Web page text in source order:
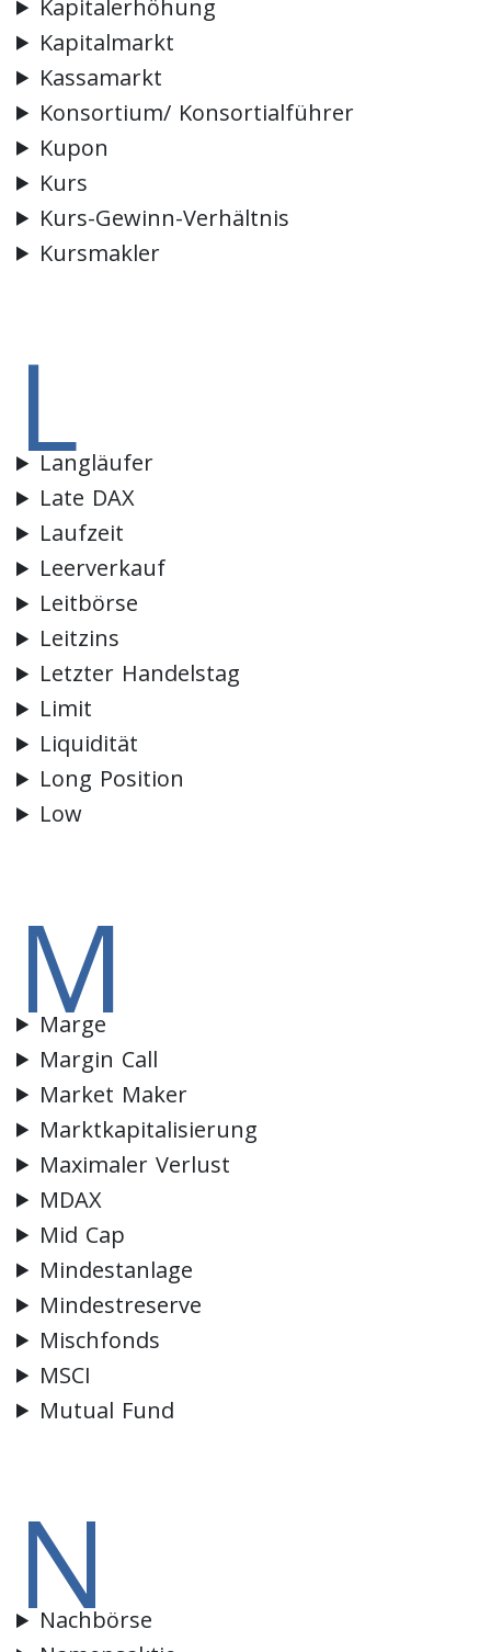
Kapitalerhöhung
Kapitalmarkt
Kassamarkt
Konsortium/ Konsortialführer
Kupon
Kurs
Kurs-Gewinn-Verhältnis
Kursmakler
L
Langläufer
Late DAX
Laufzeit
Leerverkauf
Leitbörse
Leitzins
Letzter Handelstag
Limit
Liquidität
Long Position
Low
M
Marge
Margin Call
Market Maker
Marktkapitalisierung
Maximaler Verlust
MDAX
Mid Cap
Mindestanlage
Mindestreserve
Mischfonds
MSCI
Mutual Fund
N
Nachbörse